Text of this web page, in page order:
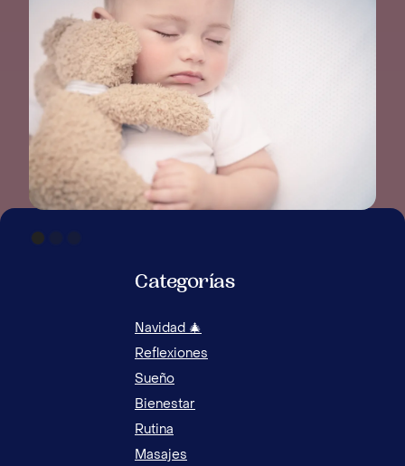
DESCUBRE CÓMO AYUDAR A TUS HIJOS A
Categorías
Navidad 🎄
Reflexiones
Sueño
Bienestar
Rutina
Masajes